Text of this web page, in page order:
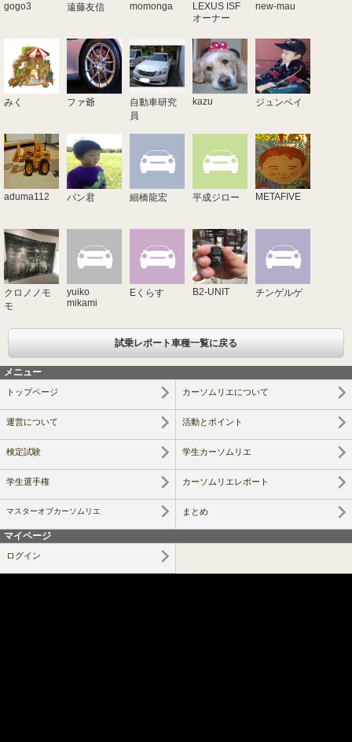
gogo3 遠藤友信 momonga
LEXUS ISF
オーナー
new-mau
みく ファ爺
自動車研究
員
kazu ジュンペイ
aduma112 パン君 細橋龍宏 平成ジロー METAFIVE
クロノノモ
モ
yuiko
mikami
Eくらす B2-UNIT チンゲルゲ
試乗レポート車種一覧に戻る
メニュー
トップページ カーソムリエについて
運営について 活動とポイント
検定試験 学生カーソムリエ
学生選手権 カーソムリエレポート
マスターオブカーソムリエ まとめ
マイページ
ログイン